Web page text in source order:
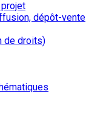
dépôt-vente
de droits)